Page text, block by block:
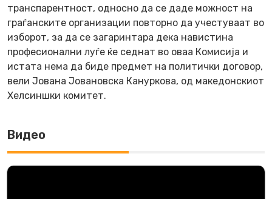
транспарентност, односно да се даде можност на
граѓанските организации повторно да учестуваат во
изборот, за да се загаринтара дека навистина
професионални луѓе ќе седнат во оваа Комисија и
истата нема да биде предмет на политички договор,
вели Јована Јовановска Кануркова, од македонскиот
Хелсиншки комитет.
Видео